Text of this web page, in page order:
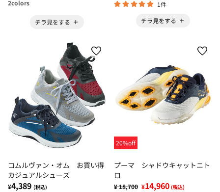
2colors
チラ見をする
1件
チラ見をする
コムルヴァン・オム お買い得
カジュアルシューズ
¥4,389 (税込)
20%off
プーマ シャドウキャットニト
ロ
¥ 18,700 ¥14,960 (税込)